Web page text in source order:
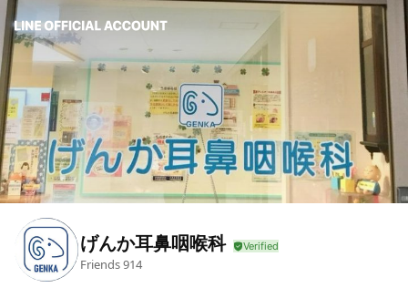
げんか耳鼻咽喉科
Friends914